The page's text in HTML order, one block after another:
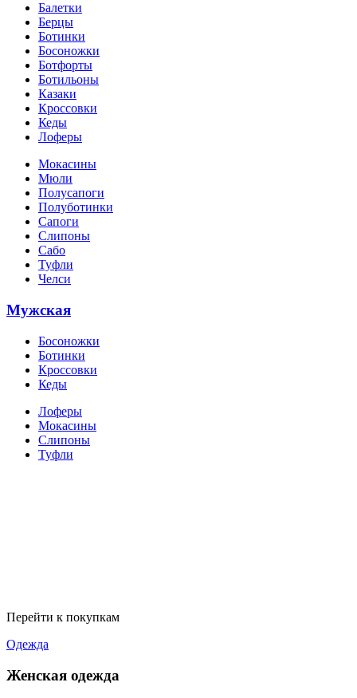
Балетки
Берцы
Ботинки
Босоножки
Ботфорты
Ботильоны
Казаки
Кроссовки
Кеды
Лоферы
Мокасины
Мюли
Полусапоги
Полуботинки
Сапоги
Слипоны
Сабо
Туфли
Челси
Мужская
Босоножки
Ботинки
Кроссовки
Кеды
Лоферы
Мокасины
Слипоны
Туфли
Перейти к покупкам
Одежда
Женская одежда